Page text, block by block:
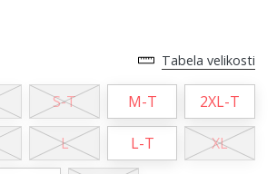
Tabela velikosti
S-T M-T 2XL-T
L L-T XL